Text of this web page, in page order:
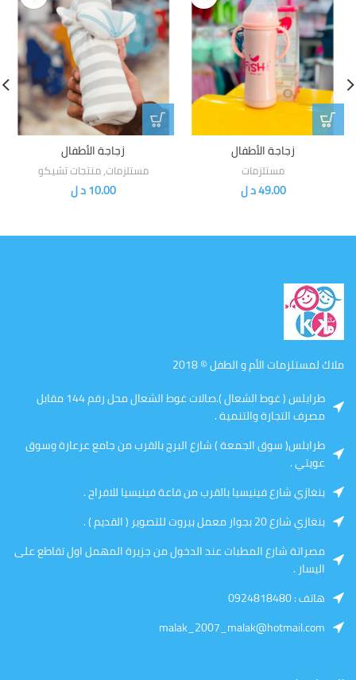
زجاجة الأطفال
مستلزمات
49.00د ل
زجاجة الأطفال
مستلزمات,منتجات تشيكو
10.00د ل
ملاك لمستلزمات الأم و الطفل © 2018
طرابلس ( غوط الشعال ).صالات غوط الشعال محل رقم 144 مقابل
مصرف التجارة والتنمية .
طرابلس( سوق الجمعة ) شارع البرج بالقرب من جامع عرعارة وسوق
عويتي .
بنغازي شارع فينيسيا بالقرب من قاعة فينيسيا للافراح .
بنغازي شارع 20 بجوار معمل بيروت للتصوير ( القديم ) .
مصراتة شارع المطبات عند الدخول من جزيرة المهمل اول تقاطع على
اليسار .
هاتف : 0924818480
malak_2007_malak@hotmail.com